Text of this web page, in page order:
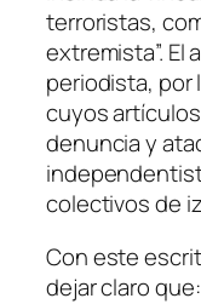
terroristas,
extremista”.
periodista, por
cuyos
denuncia y
colectivos de
Con este
dejar claro que: